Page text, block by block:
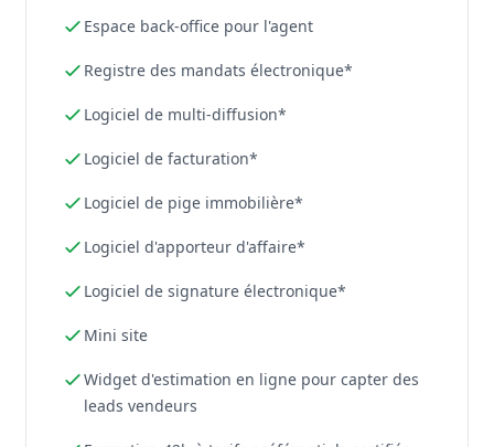
Espace back-office pour l'agent
Registre des mandats électronique*
Logiciel de multi-diffusion*
Logiciel de facturation*
Logiciel de pige immobilière*
Logiciel d'apporteur d'affaire*
Logiciel de signature électronique*
Mini site
Widget d'estimation en ligne pour capter des
leads vendeurs